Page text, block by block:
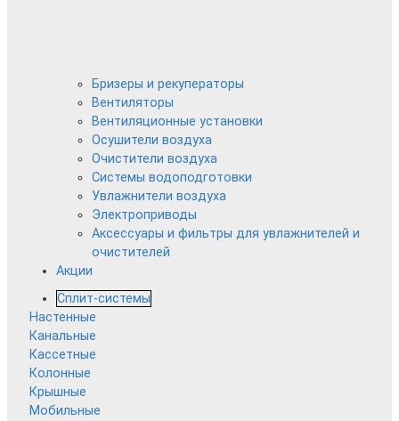
Бризеры и рекуператоры
Вентиляторы
Вентиляционные установки
Осушители воздуха
Очистители воздуха
Системы водоподготовки
Увлажнители воздуха
Электроприводы
Аксессуары и фильтры для увлажнителей и
очистителей
Акции
Сплит-системы
Настенные
Канальные
Кассетные
Колонные
Крышные
Мобильные